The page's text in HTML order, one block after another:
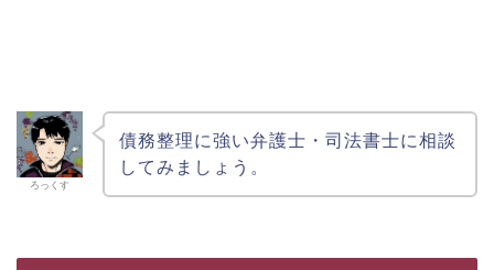
ろっくす
債務整理に強い弁護士・司法書士に相談
してみましょう。